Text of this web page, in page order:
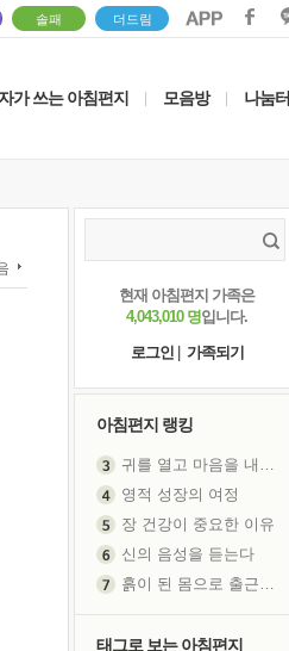
솔패 더드림
가 쓰는 아침편지 모음방 나눔터
현재 아침편지 가족은
4,043,010 명입니다.
로그인
가족되기
아침편지 랭킹
귀를 열고 마음을 내어주고
영적 성장의 여정
장 건강이 중요한 이유
신의 음성을 듣는다
흙이 된 몸으로 출근하는 여자
태그로 보는 아침편지